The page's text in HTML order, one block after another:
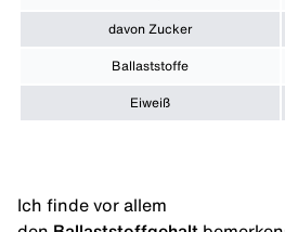
davon Zucker
Ballaststoffe
Eiweiß
Ich finde vor allem